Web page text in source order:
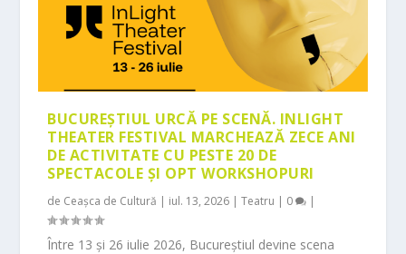
BUCUREȘTIUL URCĂ PE SCENĂ. INLIGHT
THEATER FESTIVAL MARCHEAZĂ ZECE ANI
DE ACTIVITATE CU PESTE 20 DE
SPECTACOLE ȘI OPT WORKSHOPURI
de Ceașca de Cultură | iul. 13, 2026 |Teatru | 0 |
Între 13 și 26 iulie 2026, Bucureștiul devine scena